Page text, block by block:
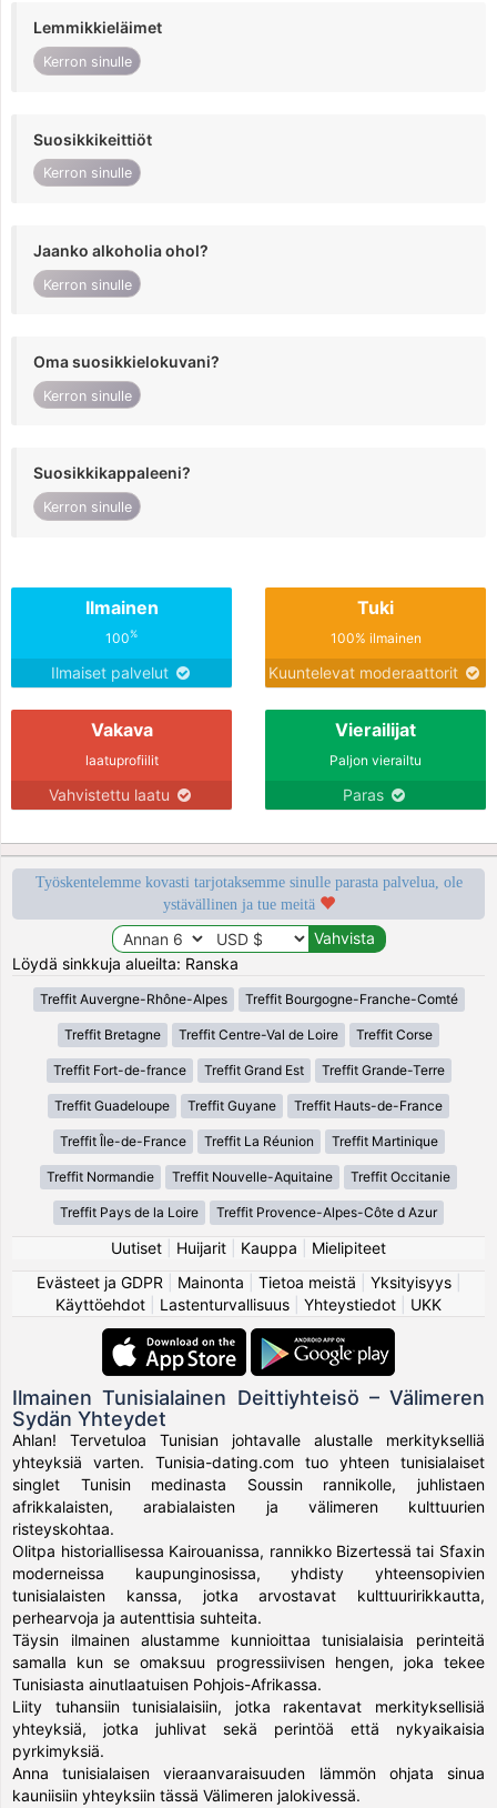
Lemmikkieläimet
Kerron sinulle
Suosikkikeittiöt
Kerron sinulle
Jaanko alkoholia ohol?
Kerron sinulle
Oma suosikkielokuvani?
Kerron sinulle
Suosikkikappaleeni?
Kerron sinulle
Ilmainen
100%
Ilmaiset palvelut
Tuki
100% ilmainen
Kuuntelevat moderaattorit
Vakava
laatuprofiilit
Vahvistettu laatu
Vierailijat
Paljon vierailtu
Paras
Työskentelemme kovasti tarjotaksemme sinulle parasta palvelua, ole
ystävällinen ja tue meitä
Löydä sinkkuja alueilta: Ranska
Treffit Auvergne-Rhône-Alpes Treffit Bourgogne-Franche-Comté
Treffit Bretagne Treffit Centre-Val de Loire Treffit Corse
Treffit Fort-de-france Treffit Grand Est Treffit Grande-Terre
Treffit Guadeloupe Treffit Guyane Treffit Hauts-de-France
Treffit Île-de-France Treffit La Réunion Treffit Martinique
Treffit Normandie Treffit Nouvelle-Aquitaine Treffit Occitanie
Treffit Pays de la Loire Treffit Provence-Alpes-Côte d Azur
Uutiset Huijarit Kauppa
Mielipiteet
Evästeet ja GDPR
Mainonta Tietoa meistä Yksityisyys|
Käyttöehdot
Lastenturvallisuus Yhteystiedot UKK
Ilmainen Tunisialainen Deittiyhteisö – Välimeren
Sydän Yhteydet
Ahlan! Tervetuloa Tunisian johtavalle alustalle merkitykselliä
yhteyksiä varten. Tunisia-dating.com tuo yhteen tunisialaiset
singlet Tunisin medinasta Soussin rannikolle, juhlistaen
afrikkalaisten, arabialaisten ja välimeren kulttuurien
risteyskohtaa.
Olitpa historiallisessa Kairouanissa, rannikko Bizertessä tai Sfaxin
moderneissa kaupunginosissa, yhdisty yhteensopivien
tunisialaisten kanssa, jotka arvostavat kulttuuririkkautta,
perhearvoja ja autenttisia suhteita.
Täysin ilmainen alustamme kunnioittaa tunisialaisia perinteitä
samalla kun se omaksuu progressiivisen hengen, joka tekee
Tunisiasta ainutlaatuisen Pohjois-Afrikassa.
Liity tuhansiin tunisialaisiin, jotka rakentavat merkityksellisiä
yhteyksiä, jotka juhlivat sekä perintöä että nykyaikaisia
pyrkimyksiä.
Anna tunisialaisen vieraanvaraisuuden lämmön ohjata sinua
kauniisiin yhteyksiin tässä Välimeren jalokivessä.